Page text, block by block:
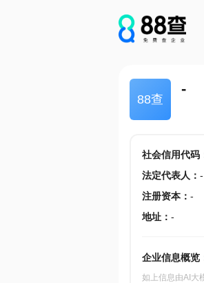
88查
-
社会信用代码
法定代表人 ： -
注册资本： -
地址： -
企业信息概览
如上信息由AI大